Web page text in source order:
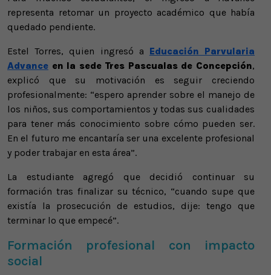
representa retomar un proyecto académico que había
quedado pendiente.
Estel Torres, quien ingresó a Educación Parvularia
Advance en la sede Tres Pascualas de Concepción,
explicó que su motivación es seguir creciendo
profesionalmente: “espero aprender sobre el manejo de
los niños, sus comportamientos y todas sus cualidades
para tener más conocimiento sobre cómo pueden ser.
En el futuro me encantaría ser una excelente profesional
y poder trabajar en esta área”.
La estudiante agregó que decidió continuar su
formación tras finalizar su técnico, “cuando supe que
existía la prosecución de estudios, dije: tengo que
terminar lo que empecé”.
Formación profesional con impacto
social